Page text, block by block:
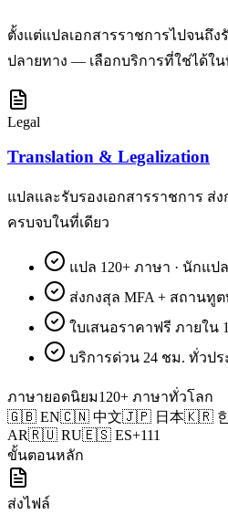
ตั้งแต่แปลเอกสารราชการไปจนถึ
ปลายทาง — เลือกบริการที่ใช่ได้ใน
Legal
Translation & Legalization
แปลและรับรองเอกสารราชการ ส่
ครบจบในที่เดียว
แปล 120+ ภาษา · นักแป
ส่งกงสุล MFA + สถานทู
ใบเสนอราคาฟรี ภายใน
บริการด่วน 24 ชม. ทั่วปร
ภาษายอดนิยม120+ ภาษาทั่วโลก
🇬🇧 EN🇨🇳 中文🇯🇵 日本🇰🇷
AR🇷🇺 RU🇪🇸 ES+111
ขั้นตอนหลัก
ส่งไฟล์